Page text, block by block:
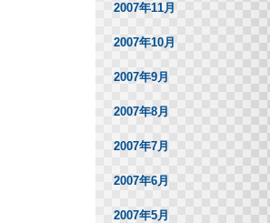
2007年11月
2007年10月
2007年9月
2007年8月
2007年7月
2007年6月
2007年5月